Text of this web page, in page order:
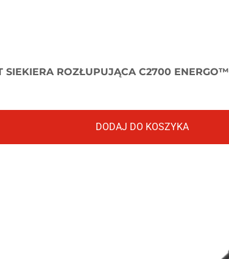
SIEKIERA ROZŁUPUJĄCA C2700 ENERGO™
DODAJ DO KOSZYKA